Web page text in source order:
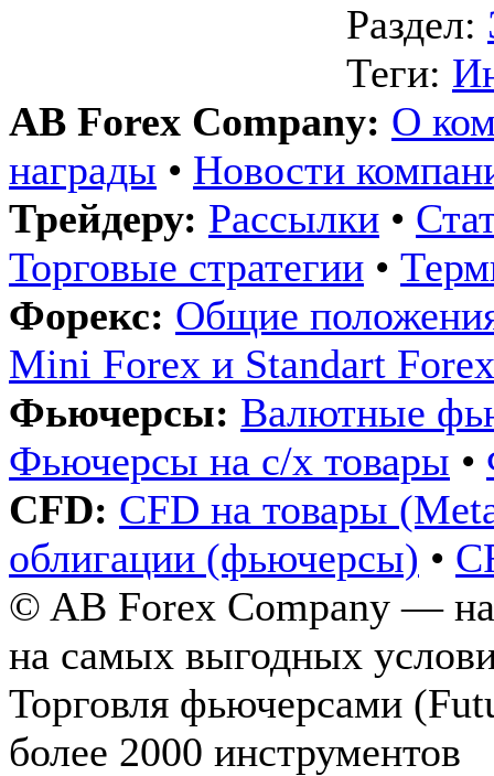
Раздел:
Теги:
AB Forex Company: О
награды • Новости
Трейдеру: Рассылки •
Торговые стратегии •
Форекс: Общие
Mini Forex и Standart Forex
Фьючерсы: Валютные
Фьючерсы на с/х товары •
CFD: CFD на товары
облигации (фьючерсы) •
© AB Forex Company —
на самых выгодных
Торговля фьючерсами
более 2000 инструментов